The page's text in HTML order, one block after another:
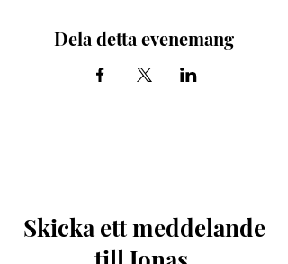
Dela detta evenemang
Skicka ett meddelande